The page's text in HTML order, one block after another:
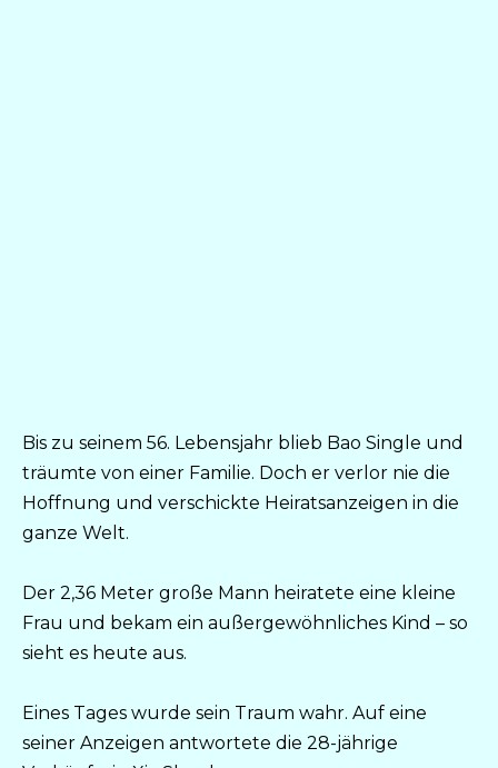
Bis zu seinem 56. Lebensjahr blieb Bao Single und
träumte von einer Familie. Doch er verlor nie die
Hoffnung und verschickte Heiratsanzeigen in die
ganze Welt.
Der 2,36 Meter große Mann heiratete eine kleine
Frau und bekam ein außergewöhnliches Kind – so
sieht es heute aus.
Eines Tages wurde sein Traum wahr. Auf eine
seiner Anzeigen antwortete die 28-jährige